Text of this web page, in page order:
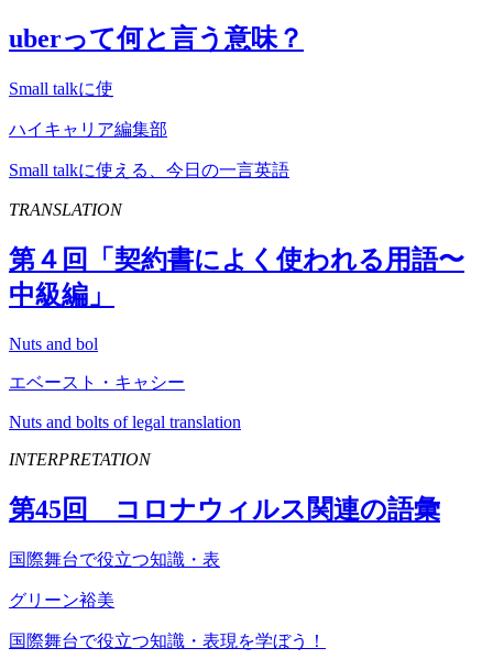
uberって何と言う意味？
Small talkに使
ハイキャリア編集部
Small talkに使える、今日の一言英語
TRANSLATION
第４回「契約書によく使われる用語〜
中級編」
Nuts and bol
エベースト・キャシー
Nuts and bolts of legal translation
INTERPRETATION
第45回 コロナウィルス関連の語彙
国際舞台で役立つ知識・表
グリーン裕美
国際舞台で役立つ知識・表現を学ぼう！